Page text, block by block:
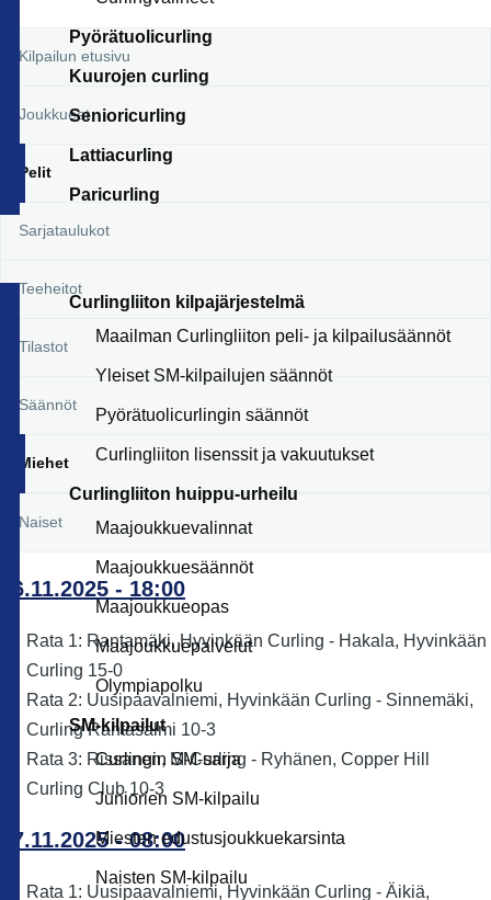
Pyörätuolicurling
Kuurojen curling
Senioricurling
Lattiacurling
Paricurling
Curlingliiton kilpajärjestelmä
Maailman Curlingliiton peli- ja kilpailusäännöt
Yleiset SM-kilpailujen säännöt
Pyörätuolicurlingin säännöt
Curlingliiton lisenssit ja vakuutukset
Curlingliiton huippu-urheilu
Maajoukkuevalinnat
Maajoukkuesäännöt
Maajoukkueopas
Maajoukkuepalvelut
Olympiapolku
SM-kilpailut
Curlingin SM-sarja
Juniorien SM-kilpailu
Miesten edustusjoukkuekarsinta
Naisten SM-kilpailu
Kilpailun etusivu
Joukkueet
Pelit
Sarjataulukot
Teeheitot
Tilastot
Säännöt
Miehet
Naiset
06.11.2025 - 18:00
Rata 1: Rantamäki, Hyvinkään Curling - Hakala, Hyvinkään
Curling 15-0
Rata 2: Uusipaavalniemi, Hyvinkään Curling - Sinnemäki,
Curling Rantasalmi 10-3
Rata 3: Rissanen, M-Curling - Ryhänen, Copper Hill
Curling Club 10-3
07.11.2025 - 08:00
Rata 1: Uusipaavalniemi, Hyvinkään Curling - Äikiä,